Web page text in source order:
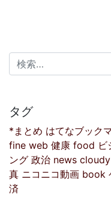
検索:
タグ
*まとめ はてなブック
fine web 健康 food ビ
ング 政治 news cloudy
真 ニコニコ動画 book
済